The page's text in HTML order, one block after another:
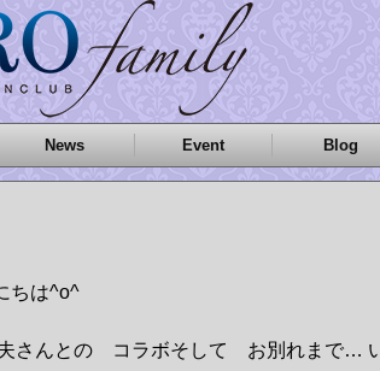
News Event Blog
ちは^o^
さんとの コラボそして お別れまで…